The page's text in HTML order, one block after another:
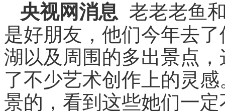
央视网消息 老老老鱼
是好朋友，他们今年去
湖以及周围的多出景点
了不少艺术创作上的灵
景的，看到这些她们一